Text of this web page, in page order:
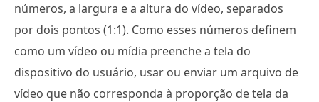
números, a largura e a altura do vídeo, separados
por dois pontos (1:1). Como esses números definem
como um vídeo ou mídia preenche a tela do
dispositivo do usuário, usar ou enviar um arquivo de
vídeo que não corresponda à proporção de tela da